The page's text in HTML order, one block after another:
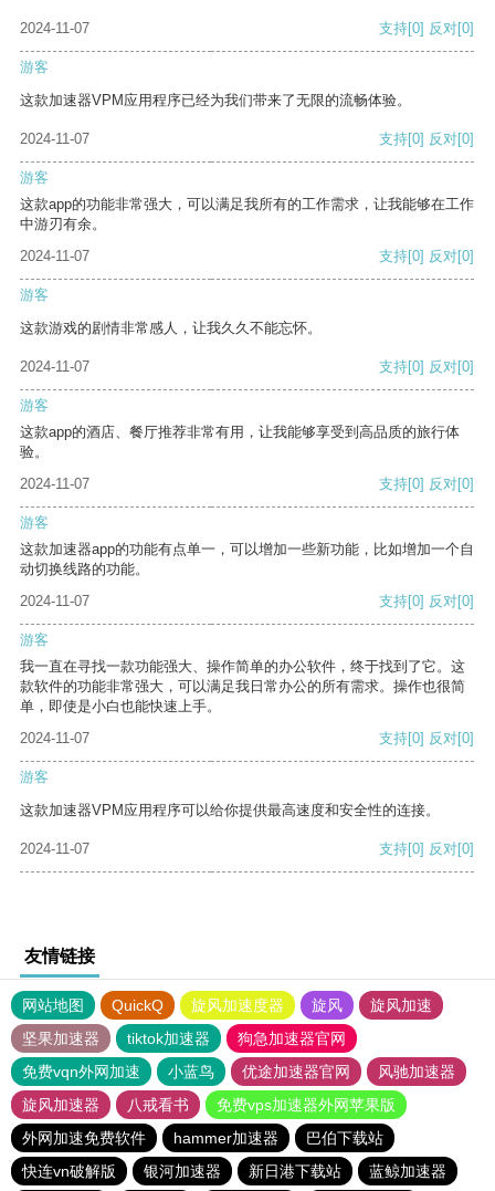
2024-11-07 支持[0] 反对[0]
游客
这款加速器VPM应用程序已经为我们带来了无限的流畅体验。
2024-11-07 支持[0] 反对[0]
游客
这款app的功能非常强大，可以满足我所有的工作需求，让我能够在工作
中游刃有余。
2024-11-07
支持[0] 反对[0]
游客
这款游戏的剧情非常感人，让我久久不能忘怀。
2024-11-07 支持[0] 反对[0]
游客
这款app的酒店、餐厅推荐非常有用，让我能够享受到高品质的旅行体
验。
2024-11-07
支持[0] 反对[0]
游客
这款加速器app的功能有点单一，可以增加一些新功能，比如增加一个自
动切换线路的功能。
2024-11-07
支持[0] 反对[0]
游客
我一直在寻找一款功能强大、操作简单的办公软件，终于找到了它。这
款软件的功能非常强大，可以满足我日常办公的所有需求。操作也很简
单，即使是小白也能快速上手。
2024-11-07
支持[0] 反对[0]
游客
这款加速器VPM应用程序可以给你提供最高速度和安全性的连接。
2024-11-07 支持[0] 反对[0]
友情链接
网站地图 QuickQ 旋风加速度器 旋风
旋风加速
坚果加速器
tiktok加速器
狗急加速器官网
免费vqn外网加速
小蓝鸟 优途加速器官网
风驰加速器
旋风加速器
八戒看书
免费vps加速器外网苹果版
外网加速免费软件
hammer加速器
巴伯下载站
快连vn破解版
银河加速器 新日港下载站 蓝鲸加速器